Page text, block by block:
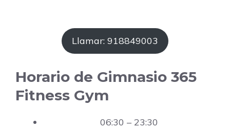
Llamar: 918849003
Horario de Gimnasio 365
Fitness Gym
06:30 – 23:30